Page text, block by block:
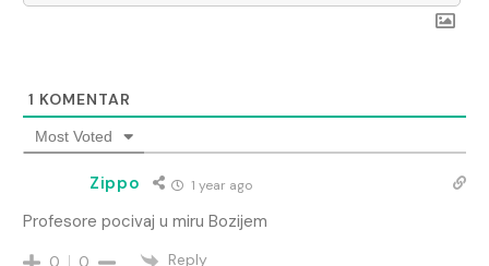
1 KOMENTAR
Most Voted
Zippo 1 year ago
Profesore pocivaj u miru Bozijem
0 0 Reply